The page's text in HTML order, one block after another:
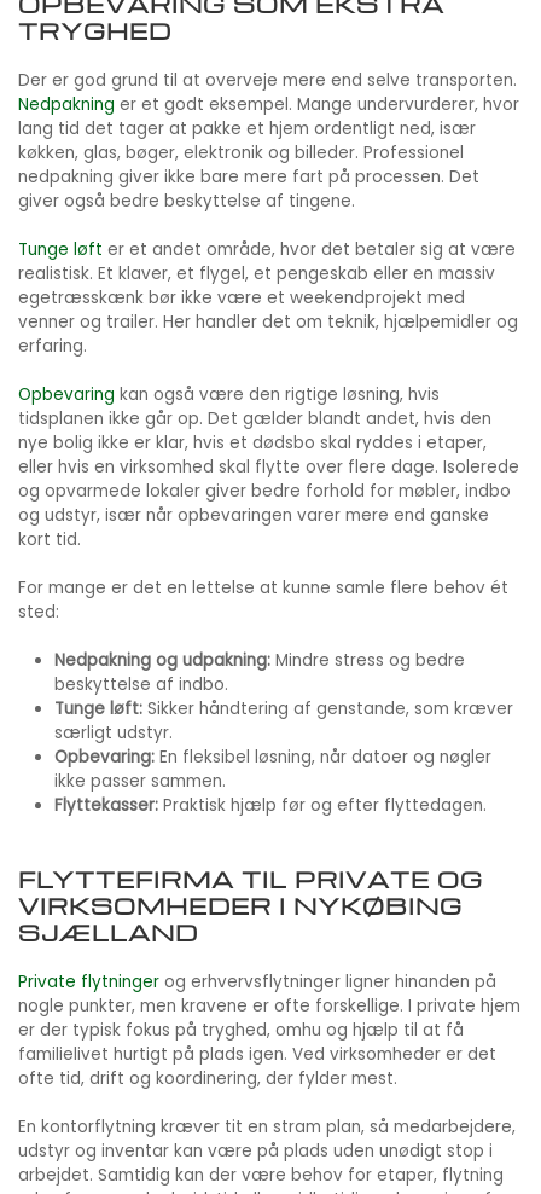
TRYGHED
Der er god grund til at overveje mere end selve transporten.
Nedpakning er et godt eksempel. Mange undervurderer, hvor
lang tid det tager at pakke et hjem ordentligt ned, især
køkken, glas, bøger, elektronik og billeder. Professionel
nedpakning giver ikke bare mere fart på processen. Det
giver også bedre beskyttelse af tingene.
Tunge løft er et andet område, hvor det betaler sig at være
realistisk. Et klaver, et flygel, et pengeskab eller en massiv
egetræsskænk bør ikke være et weekendprojekt med
venner og trailer. Her handler det om teknik, hjælpemidler og
erfaring.
Opbevaring kan også være den rigtige løsning, hvis
tidsplanen ikke går op. Det gælder blandt andet, hvis den
nye bolig ikke er klar, hvis et dødsbo skal ryddes i etaper,
eller hvis en virksomhed skal flytte over flere dage. Isolerede
og opvarmede lokaler giver bedre forhold for møbler, indbo
og udstyr, især når opbevaringen varer mere end ganske
kort tid.
For mange er det en lettelse at kunne samle flere behov ét
sted:
Nedpakning og udpakning: Mindre stress og bedre
beskyttelse af indbo.
Tunge løft: Sikker håndtering af genstande, som kræver
særligt udstyr.
Opbevaring: En fleksibel løsning, når datoer og nøgler
ikke passer sammen.
Flyttekasser: Praktisk hjælp før og efter flyttedagen.
FLYTTEFIRMA TIL PRIVATE OG
VIRKSOMHEDER I NYKØBING
SJÆLLAND
Private flytninger og erhvervsflytninger ligner hinanden på
nogle punkter, men kravene er ofte forskellige. I private hjem
er der typisk fokus på tryghed, omhu og hjælp til at få
familielivet hurtigt på plads igen. Ved virksomheder er det
ofte tid, drift og koordinering, der fylder mest.
En kontorflytning kræver tit en stram plan, så medarbejdere,
udstyr og inventar kan være på plads uden unødigt stop i
arbejdet. Samtidig kan der være behov for etaper, flytning